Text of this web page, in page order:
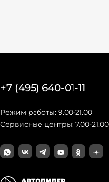
+7 (495) 640-01-11
Режим работы: 9.00-21.00
Сервисные центры: 7.00-21.00